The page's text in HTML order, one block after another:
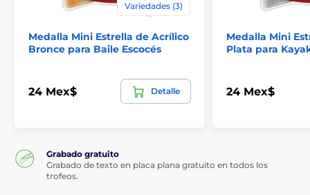
Variedades (3)
Medalla Mini Estrella de Acrílico
Bronce para Baile Escocés
24 Mex$ Detalle
Medalla Mini
Plata para
24 Mex$
Grabado gratuito
Grabado de texto en placa plana gratuito en todos los
trofeos.